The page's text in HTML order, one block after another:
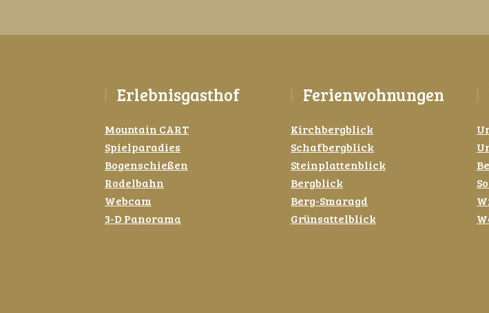
Erlebnisgasthof
Mountain CART
Spielparadies
Bogenschießen
Rodelbahn
Webcam
3-D Panorama
Ferienwohnungen
Kirchbergblick
Schafbergblick
Steinplattenblick
Bergblick
Berg-Smaragd
Grünsattelblick